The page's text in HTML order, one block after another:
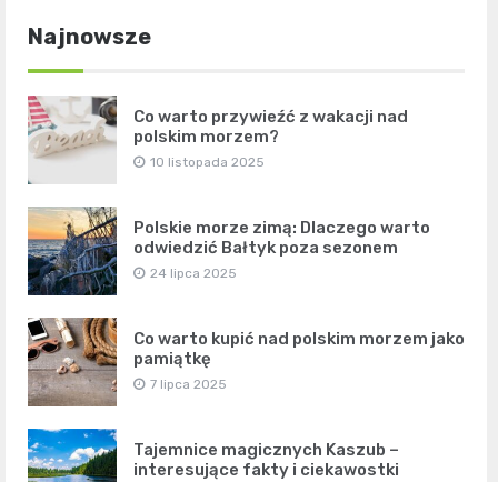
Najnowsze
Co warto przywieźć z wakacji nad
polskim morzem?
10 listopada 2025
Polskie morze zimą: Dlaczego warto
odwiedzić Bałtyk poza sezonem
24 lipca 2025
Co warto kupić nad polskim morzem jako
pamiątkę
7 lipca 2025
Tajemnice magicznych Kaszub –
interesujące fakty i ciekawostki